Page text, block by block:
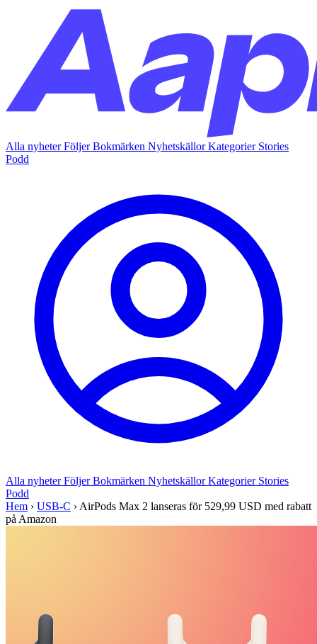
Alla nyheterFöljerBokmärken NyhetskällorKategorier Stories
Podd
Alla nyheterFöljerBokmärken NyhetskällorKategorier Stories
Podd
Hem › USB-C › AirPods Max 2 lanseras för 529,99 USD med rabatt
på Amazon